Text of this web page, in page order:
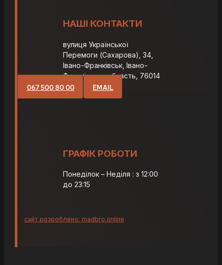
НАШІ КОНТАКТИ
вулиця Української
Перемоги (Сахарова), 34,
Івано-Франківськ, Івано-
Франківська область, 76014
067 500 80 00 EMAIL
ГРАФІК РОБОТИ
Понеділок – Неділя : з 12:00
до 23:15
сайт розроблено: madbro.online